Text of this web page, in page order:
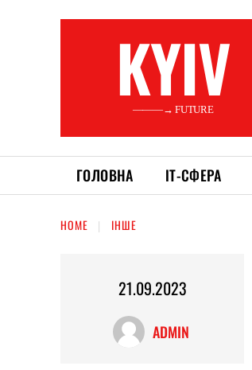
KYIV
———→ FUTURE
ГОЛОВНА ІТ-СФЕРА
HOME ІНШЕ
21.09.2023
ADMIN